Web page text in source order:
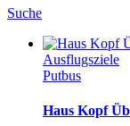
Suche
Ausflugsziele
Putbus
Haus Kopf